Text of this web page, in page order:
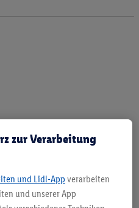
zur Verarbeitung
und Lidl-App verarbeiten
und unserer App